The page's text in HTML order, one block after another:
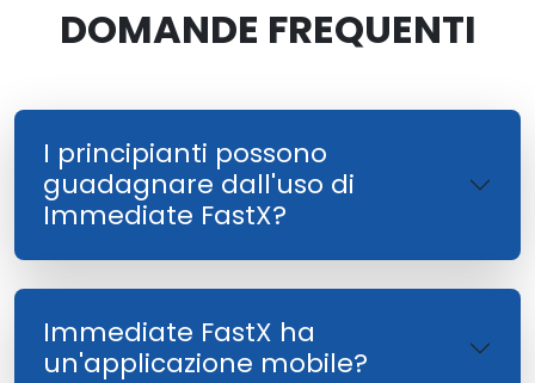
DOMANDE FREQUENTI
I principianti possono
guadagnare dall'uso di
Immediate FastX?
Immediate FastX ha
un'applicazione mobile?